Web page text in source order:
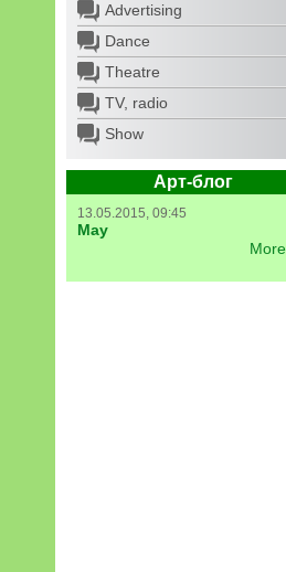
Advertising
Dance
Theatre
TV, radio
Show
Арт-блог
13.05.2015, 09:45
May
More